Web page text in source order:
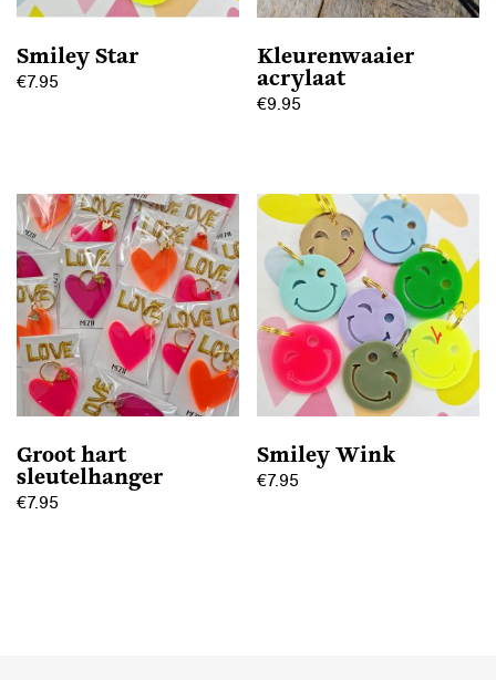
Smiley Star
€7.95
Kleurenwaaier
acrylaat
€9.95
Groot hart
sleutelhanger
€7.95
Smiley Wink
€7.95